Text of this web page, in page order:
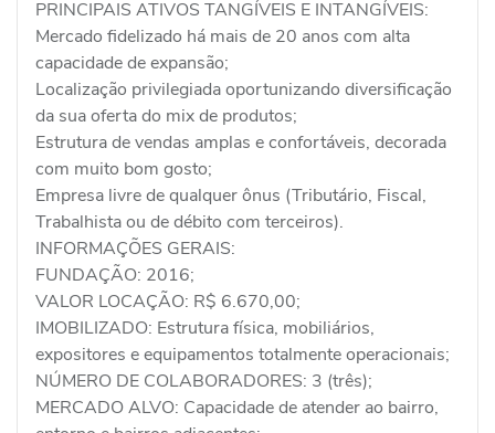
PRINCIPAIS ATIVOS TANGÍVEIS E INTANGÍVEIS:
Mercado fidelizado há mais de 20 anos com alta
capacidade de expansão;
Localização privilegiada oportunizando diversificação
da sua oferta do mix de produtos;
Estrutura de vendas amplas e confortáveis, decorada
com muito bom gosto;
Empresa livre de qualquer ônus (Tributário, Fiscal,
Trabalhista ou de débito com terceiros).
INFORMAÇÕES GERAIS:
FUNDAÇÃO: 2016;
VALOR LOCAÇÃO: R$ 6.670,00;
IMOBILIZADO: Estrutura física, mobiliários,
expositores e equipamentos totalmente operacionais;
NÚMERO DE COLABORADORES: 3 (três);
MERCADO ALVO: Capacidade de atender ao bairro,